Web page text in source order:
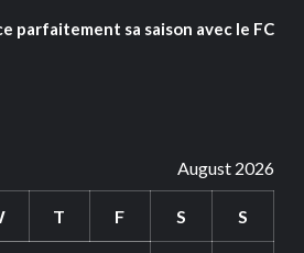
parfaitement sa saison avec le FC
August 2026
T F S S